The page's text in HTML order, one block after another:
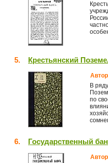
5. Крестьянский
В
по
6. Государственный